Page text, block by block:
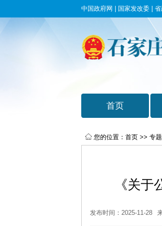
中国政府网 国家发改委
您的位置：首页 >>专
《关
发布时间：2025-11-28